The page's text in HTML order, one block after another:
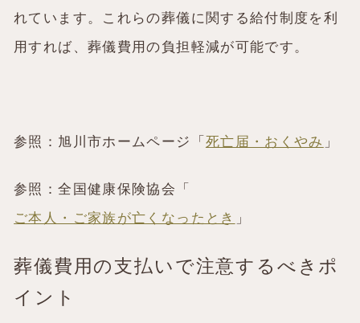
れています。これらの葬儀に関する給付制度を利
用すれば、葬儀費用の負担軽減が可能です。
参照：旭川市ホームページ「 死亡届・おくやみ 」
参照：全国健康保険協会「
ご本人・ご家族が亡くなったとき 」
葬儀費用の支払いで注意するべきポ
イント